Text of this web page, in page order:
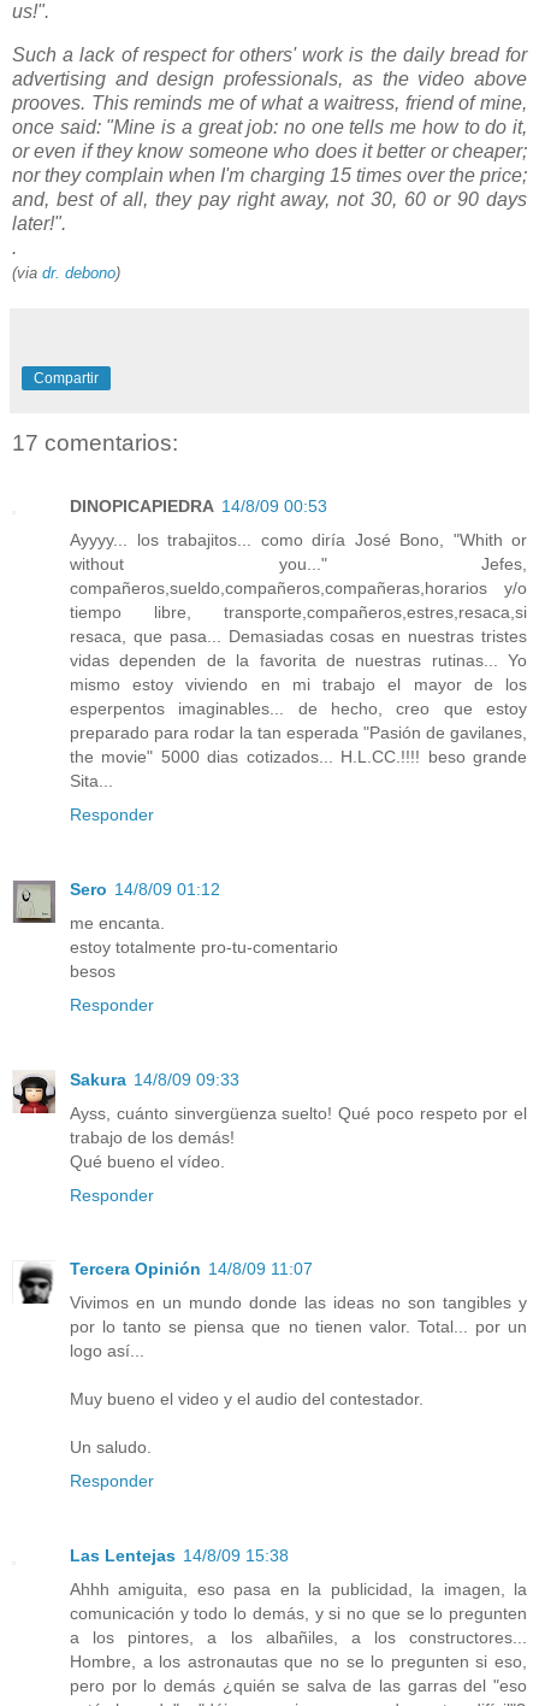
us!".
Such a lack of respect for others' work is the daily bread for
advertising and design professionals, as the video above
prooves. This reminds me of what a waitress, friend of mine,
once said: "Mine is a great job: no one tells me how to do it,
or even if they know someone who does it better or cheaper;
nor they complain when I'm charging 15 times over the price;
and, best of all, they pay right away, not 30, 60 or 90 days
later!".
.
(via dr. debono)
Compartir
17 comentarios:
DINOPICAPIEDRA 14/8/09 00:53
Ayyyy... los trabajitos... como diría José Bono, "Whith or
without you..." Jefes,
compañeros,sueldo,compañeros,compañeras,horarios y/o
tiempo libre, transporte,compañeros,estres,resaca,si
resaca, que pasa... Demasiadas cosas en nuestras tristes
vidas dependen de la favorita de nuestras rutinas... Yo
mismo estoy viviendo en mi trabajo el mayor de los
esperpentos imaginables... de hecho, creo que estoy
preparado para rodar la tan esperada "Pasión de gavilanes,
the movie" 5000 dias cotizados... H.L.CC.!!!! beso grande
Sita...
Responder
Sero 14/8/09 01:12
me encanta.
estoy totalmente pro-tu-comentario
besos
Responder
Sakura 14/8/09 09:33
Ayss, cuánto sinvergüenza suelto! Qué poco respeto por el
trabajo de los demás!
Qué bueno el vídeo.
Responder
Tercera Opinión 14/8/09 11:07
Vivimos en un mundo donde las ideas no son tangibles y
por lo tanto se piensa que no tienen valor. Total... por un
logo así...
Muy bueno el video y el audio del contestador.
Un saludo.
Responder
Las Lentejas 14/8/09 15:38
Ahhh amiguita, eso pasa en la publicidad, la imagen, la
comunicación y todo lo demás, y si no que se lo pregunten
a los pintores, a los albañiles, a los constructores...
Hombre, a los astronautas que no se lo pregunten si eso,
pero por lo demás ¿quién se salva de las garras del "eso